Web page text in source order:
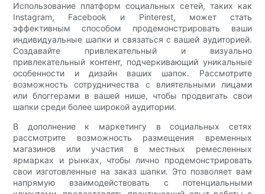
Использование платформ социальных сетей, таких как
Instagram, Facebook и Pinterest, может стать
эффективным способом продемонстрировать ваши
индивидуальные шапки и связаться с вашей аудиторией.
Создавайте привлекательный и визуально
привлекательный контент, подчеркивающий уникальные
особенности и дизайн ваших шапок. Рассмотрите
возможность сотрудничества с влиятельными лицами
или блоггерами в вашей нише, чтобы продвигать свои
шапки среди более широкой аудитории.
В дополнение к маркетингу в социальных сетях
рассмотрите возможность размещения временных
магазинов или участия в местных ремесленных
ярмарках и рынках, чтобы лично продемонстрировать
свои изготовленные на заказ шапки. Это позволяет вам
напрямую взаимодействовать с потенциальными